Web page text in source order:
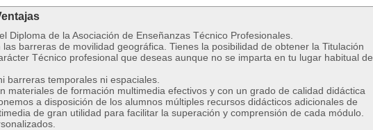
Diploma de la Asociación de Enseñanzas Técnico Profesionales.
las barreras de movilidad geográfica. Tienes la posibilidad de obtener la Titulación
Técnico profesional que deseas aunque no se imparta en tu lugar habitual de
barreras temporales ni espaciales.
materiales de formación multimedia efectivos y con un grado de calidad didáctica
a disposición de los alumnos múltiples recursos didácticos adicionales de
de gran utilidad para facilitar la superación y comprensión de cada módulo.